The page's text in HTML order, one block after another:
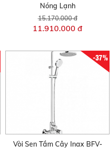
Nóng Lạnh
15.170.000 đ
11.910.000 đ
-37%
Vòi Sen Tắm Cây Inax BFV-